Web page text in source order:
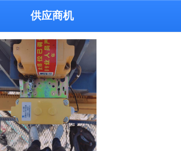
供应商机